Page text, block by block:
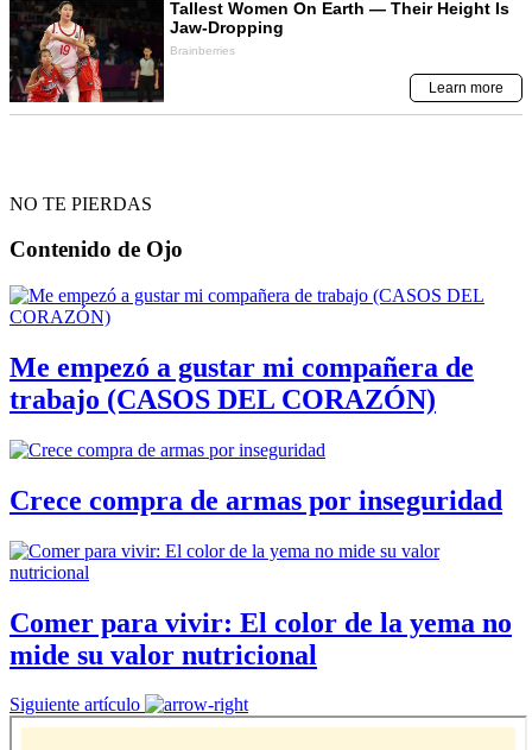
NO TE PIERDAS
Contenido de Ojo
Me empezó a gustar mi compañera de
trabajo (CASOS DEL CORAZÓN)
Crece compra de armas por inseguridad
Comer para vivir: El color de la yema no
mide su valor nutricional
Siguiente artículo